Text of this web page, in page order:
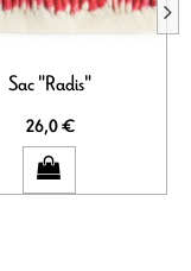
Sac "Radis"
26,0 €